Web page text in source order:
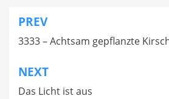
Beitragsnavigation
PREV
3333 – Achtsam gepflanzte
NEXT
Das Licht ist aus